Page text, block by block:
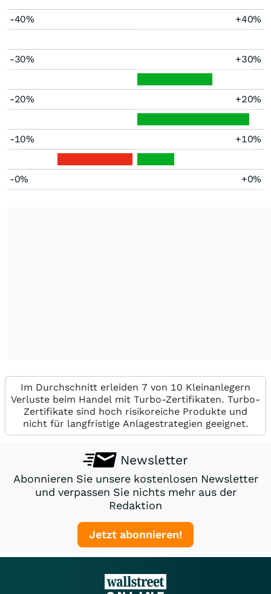
-40% +40%
-30% +30%
-20% +20%
-10% +10%
-0% +0%
Im Durchschnitt erleiden 7 von 10 Kleinanlegern
Verluste beim Handel mit Turbo-Zertifikaten. Turbo-
Zertifikate sind hoch risikoreiche Produkte und
nicht für langfristige Anlagestrategien geeignet.
Newsletter
Abonnieren Sie unsere kostenlosen Newsletter
und verpassen Sie nichts mehr aus der
Redaktion
Jetzt abonnieren!